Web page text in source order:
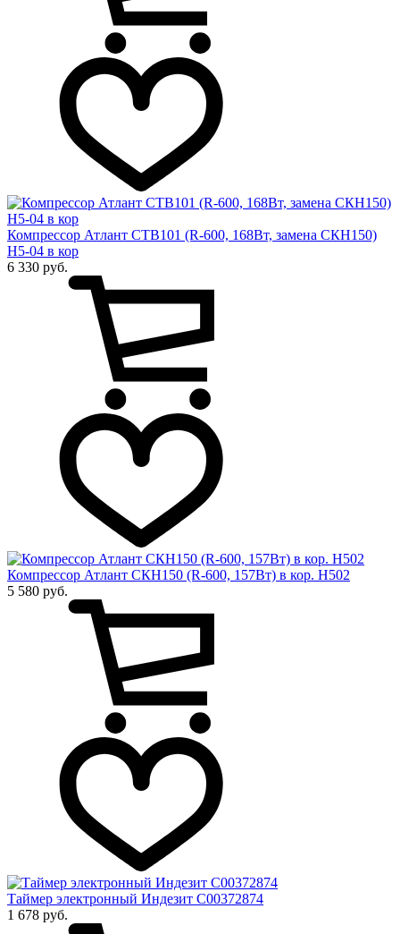
Компрессор Атлант СТВ101 (R-600, 168Вт, замена СКН150)
Н5-04 в кор
6 330 руб.
Компрессор Атлант СКН150 (R-600, 157Вт) в кор. Н502
5 580 руб.
Таймер электронный Индезит C00372874
1 678 руб.